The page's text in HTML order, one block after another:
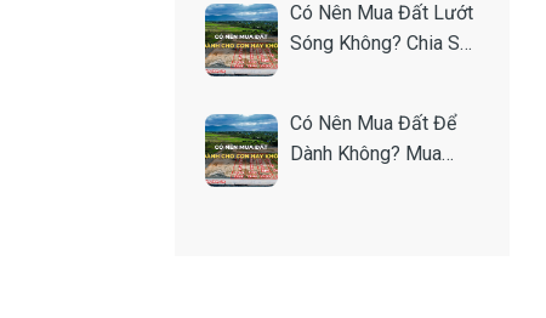
Có Nên Mua Đất Lướt
Sóng Không? Chia Sẻ
Có Nên Mua Đất Để
Dành Không? Mua